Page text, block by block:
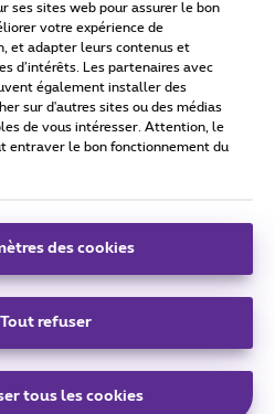
Accessibility statement
Proximus
- B-1030 Bruxelles.
ses sites web pour assurer le bon
votre expérience de
et adapter leurs contenus et
d’intérêts. Les partenaires avec
également installer des
sur d'autres sites ou des médias
de vous intéresser. Attention, le
entraver le bon fonctionnement du
des cookies
Tout refuser
tous les cookies